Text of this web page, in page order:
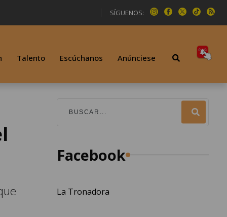
SÍGUENOS:
Talento Escúchanos Anúnciese
Facebook
La Tronadora